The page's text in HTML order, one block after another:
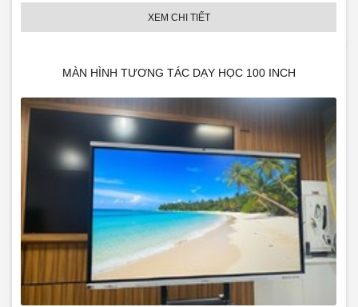
XEM CHI TIẾT
MÀN HÌNH TƯƠNG TÁC DẠY HỌC 100 INCH